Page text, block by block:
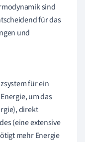
sind
für das
und
für ein
um das
direkt
(eine extensive
mehr Energie